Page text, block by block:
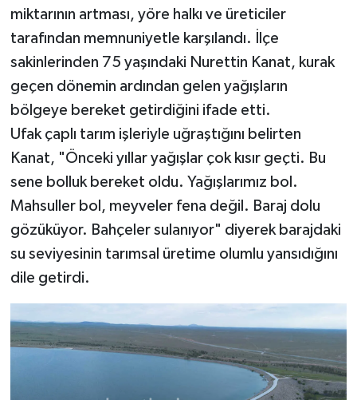
miktarının artması, yöre halkı ve üreticiler
tarafından memnuniyetle karşılandı. İlçe
sakinlerinden 75 yaşındaki Nurettin Kanat, kurak
geçen dönemin ardından gelen yağışların
bölgeye bereket getirdiğini ifade etti.
Ufak çaplı tarım işleriyle uğraştığını belirten
Kanat, "Önceki yıllar yağışlar çok kısır geçti. Bu
sene bolluk bereket oldu. Yağışlarımız bol.
Mahsuller bol, meyveler fena değil. Baraj dolu
gözüküyor. Bahçeler sulanıyor" diyerek barajdaki
su seviyesinin tarımsal üretime olumlu yansıdığını
dile getirdi.